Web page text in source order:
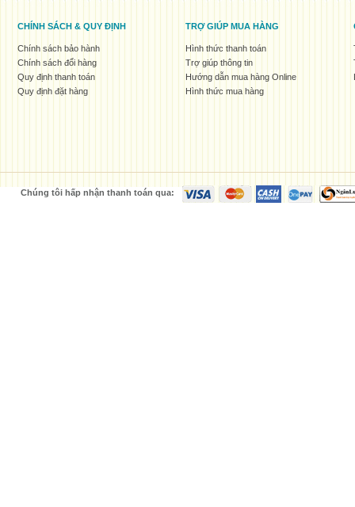
CHÍNH SÁCH & QUY ĐỊNH
Chính sách bảo hành
Chính sách đổi hàng
Quy định thanh toán
Quy định đặt hàng
TRỢ GIÚP MUA HÀNG
Hình thức thanh toán
Trợ giúp thông tin
Hướng dẫn mua hàng Online
Hình thức mua hàng
Chúng tôi hấp nhận thanh toán qua: